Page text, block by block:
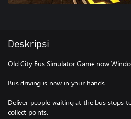
Deskripsi
Old City Bus Simulator Game now
Bus driving is now in your hands.
Deliver people waiting at the bus stops
collect points.